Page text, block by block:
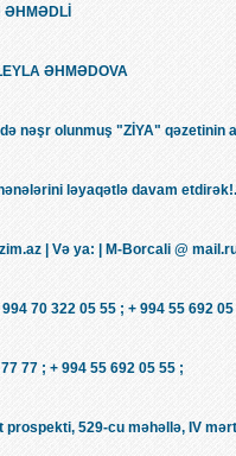
ƏHMƏDLİ
ƏHMƏDOVA
nəşr olunmuş "ZİYA" qəzetinin
ləyaqətlə davam
| Və ya: | M-Borcali @
70 322 05 55 ; + 994 55 692
77 ; + 994 55 692 05 55 ;
prospekti, 529-cu məhəllə, IV